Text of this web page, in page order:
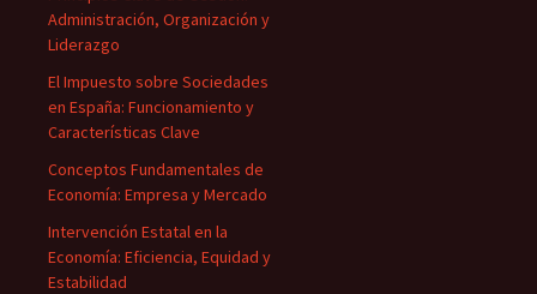
Administración, Organización y
Liderazgo
El Impuesto sobre Sociedades
en España: Funcionamiento y
Características Clave
Conceptos Fundamentales de
Economía: Empresa y Mercado
Intervención Estatal en la
Economía: Eficiencia, Equidad y
Estabilidad